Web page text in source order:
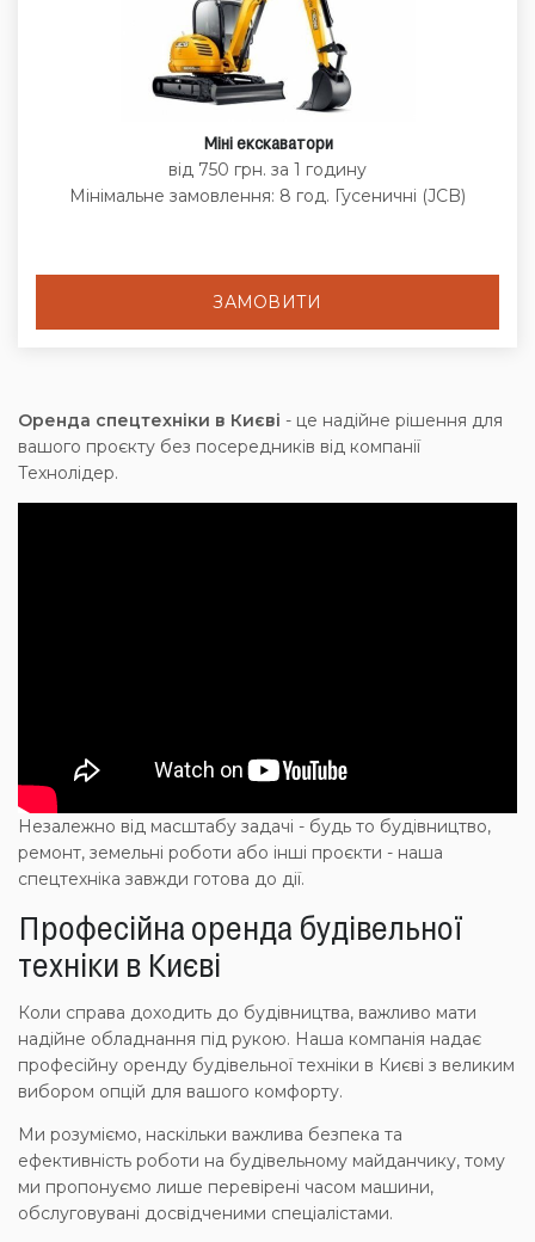
Міні екскаватори
від 750 грн. за 1 годину
Мінімальне замовлення: 8 год. Гусеничні (JCB)
ЗАМОВИТИ
Оренда спецтехніки в Києві - це надійне рішення для
вашого проєкту без посередників від компанії
Технолідер.
Незалежно від масштабу задачі - будь то будівництво,
ремонт, земельні роботи або інші проєкти - наша
спецтехніка завжди готова до дії.
Професійна оренда будівельної
техніки в Києві
Коли справа доходить до будівництва, важливо мати
надійне обладнання під рукою. Наша компанія надає
професійну оренду будівельної техніки в Києві з великим
вибором опцій для вашого комфорту.
Ми розуміємо, наскільки важлива безпека та
ефективність роботи на будівельному майданчику, тому
ми пропонуємо лише перевірені часом машини,
обслуговувані досвідченими спеціалістами.